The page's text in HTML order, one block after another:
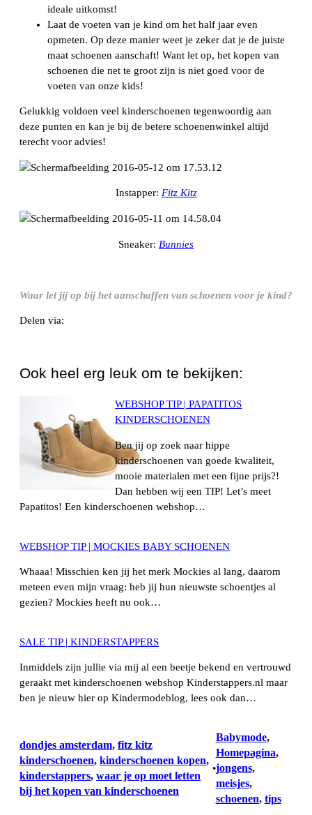
ideale uitkomst!
Laat de voeten van je kind om het half jaar even
opmeten. Op deze manier weet je zeker dat je de juiste
maat schoenen aanschaft! Want let op, het kopen van
schoenen die net te groot zijn is niet goed voor de
voeten van onze kids!
Gelukkig voldoen veel kinderschoenen tegenwoordig aan
deze punten en kan je bij de betere schoenenwinkel altijd
terecht voor advies!
Instapper: Fitz Kitz
Sneaker: Bunnies
Waar let jij op bij het aanschaffen van schoenen voor je kind?
Delen via:
Ook heel erg leuk om te bekijken:
WEBSHOP TIP | PAPATITOS
KINDERSCHOENEN
Ben jij op zoek naar hippe
kinderschoenen van goede kwaliteit,
mooie materialen met een fijne prijs?!
Dan hebben wij een TIP! Let’s meet
Papatitos! Een kinderschoenen webshop…
WEBSHOP TIP | MOCKIES BABY SCHOENEN
Whaaa! Misschien ken jij het merk Mockies al lang, daarom
meteen even mijn vraag: heb jij hun nieuwste schoentjes al
gezien? Mockies heeft nu ook…
SALE TIP | KINDERSTAPPERS
Inmiddels zijn jullie via mij al een beetje bekend en vertrouwd
geraakt met kinderschoenen webshop Kinderstappers.nl maar
ben je nieuw hier op Kindermodeblog, lees ook dan…
dondjes amsterdam, fitz kitz
kinderschoenen, kinderschoenen kopen
kinderstappers, waar je op moet letten
bij het kopen van kinderschoenen
•
Babymode ,
Homepagina ,
jongens ,
meisjes ,
schoenen, tips